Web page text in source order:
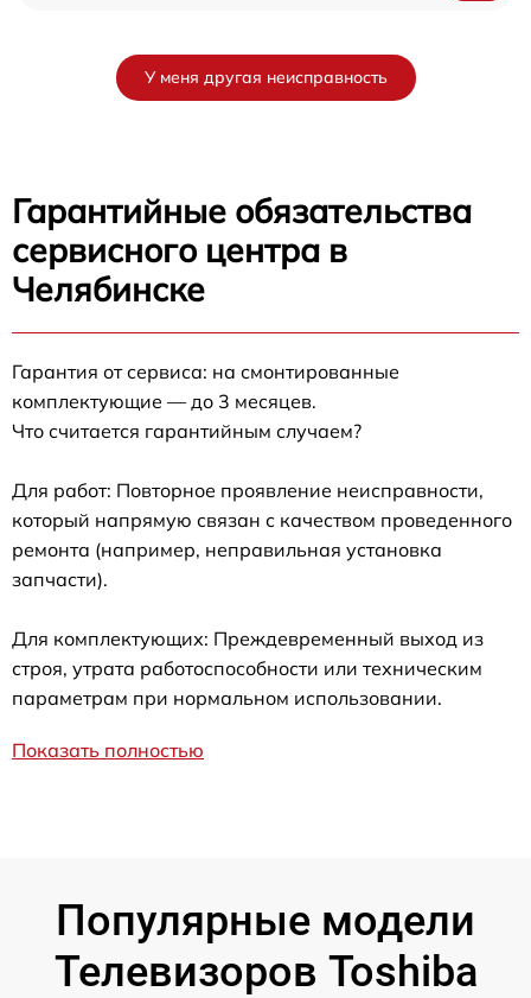
У меня другая неисправность
Гарантийные обязательства
сервисного центра в
Челябинске
Гарантия от сервиса: на смонтированные
комплектующие — до 3 месяцев.
Что считается гарантийным случаем?
Для работ: Повторное проявление неисправности,
который напрямую связан с качеством проведенного
ремонта (например, неправильная установка
запчасти).
Для комплектующих: Преждевременный выход из
строя, утрата работоспособности или техническим
параметрам при нормальном использовании.
Показать полностью
Популярные модели
Телевизоров Toshiba